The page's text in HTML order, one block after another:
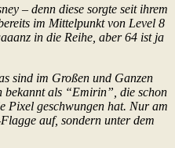
– denn diese sorgte seit ihrem
im Mittelpunkt von Level 8
in die Reihe, aber 64 ist ja
sind im Großen und Ganzen
bekannt als “Emirin”, die schon
Pixel geschwungen hat. Nur am
auf, sondern unter dem